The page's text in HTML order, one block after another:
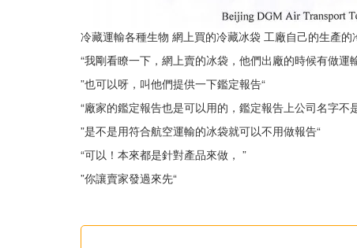
冷藏運輸各種生物 網上買的冷藏冰袋 工廠自己的生產的
“我剛看瞭一下，網上賣的冰袋，他們出廠的時候有做
”也可以呀，叫他們提供一下鑑定報告“
“廠家的鑑定報告也是可以用的，鑑定報告上公司名字不
”是不是用符合航空運輸的冰袋就可以不用做報告“
“可以！本來都是針對產品來做， ”
”你讓賣家發過來先“